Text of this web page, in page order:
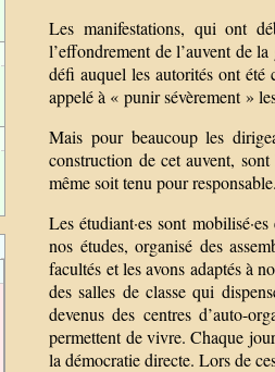
Les manifestations, qui ont
l’effondrement de l’auvent de
défi auquel les autorités ont
appelé à « punir sévèrement »
Mais pour beaucoup les
construction de cet auvent,
même soit tenu pour responsable.
Les étudiant·es sont
nos études, organisé des
facultés et les avons adaptés à
des salles de classe qui
devenus des centres d’auto-
permettent de vivre. Chaque
la démocratie directe. Lors de